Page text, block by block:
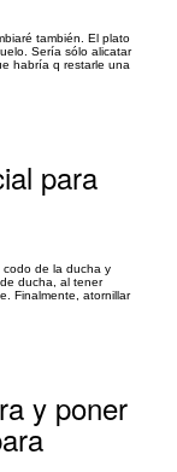
también. El plato
Sería sólo alicatar
habría q restarle una
para
de la ducha y
ducha, al tener
Finalmente, atornillar
y poner